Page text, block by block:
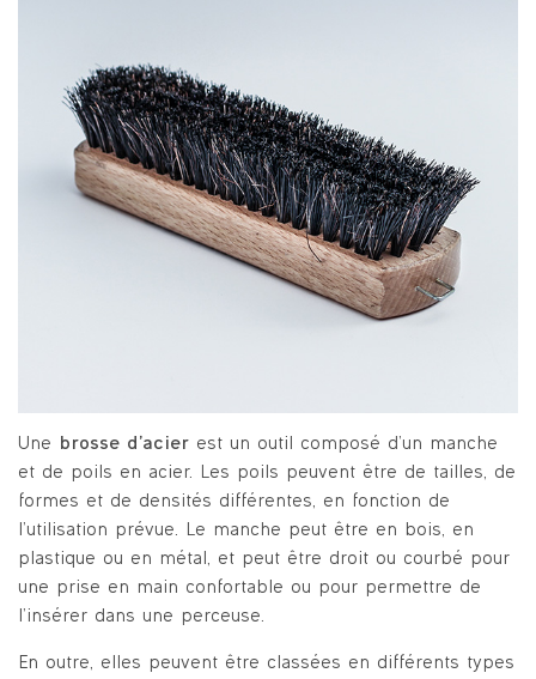
Une brosse d’acier est un outil composé d’un manche
et de poils en acier. Les poils peuvent être de tailles, de
formes et de densités différentes, en fonction de
l’utilisation prévue. Le manche peut être en bois, en
plastique ou en métal, et peut être droit ou courbé pour
une prise en main confortable ou pour permettre de
l’insérer dans une perceuse.
En outre, elles peuvent être classées en différents types